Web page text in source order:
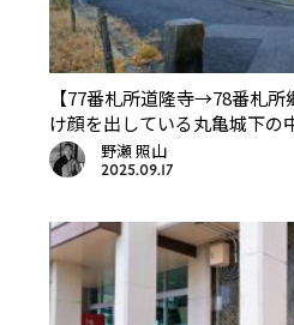
【77番札所道隆寺→78番札
け顔を出している丸亀城下の
野瀬 照山
2025.09.17